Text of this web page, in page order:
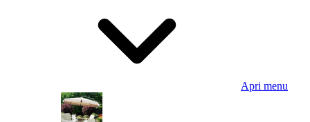
Apri menu